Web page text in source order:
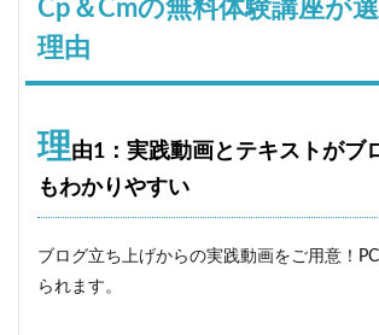
Cp＆Cmの無料体験講座が
理由
理由1：実践動画とテキストがブ
もわかりやすい
ブログ立ち上げからの実践動画をご用意！
られます。